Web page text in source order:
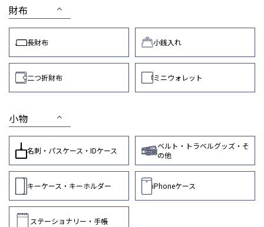
財布
長財布 小銭入れ
二つ折財布 ミニウォレット
小物
名刺・パスケース・IDケース
ベルト・トラベルグッズ・そ
の他
キーケース・キーホルダー iPhoneケース
ステーショナリー・手帳